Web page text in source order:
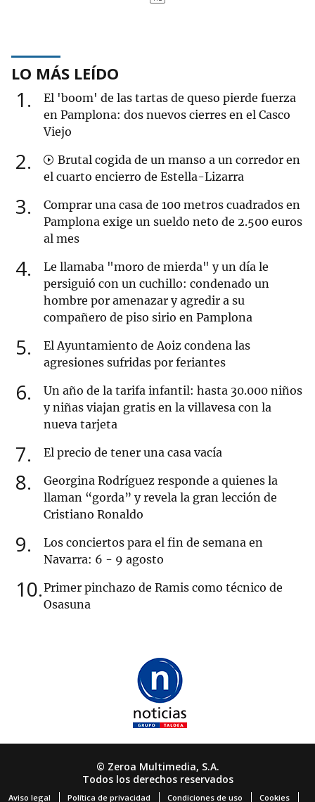
LO MÁS LEÍDO
1
El 'boom' de las tartas de queso pierde fuerza
en Pamplona: dos nuevos cierres en el Casco
Viejo
2
Brutal cogida de un manso a un corredor en
el cuarto encierro de Estella-Lizarra
3
Comprar una casa de 100 metros cuadrados en
Pamplona exige un sueldo neto de 2.500 euros
al mes
4
Le llamaba "moro de mierda" y un día le
persiguió con un cuchillo: condenado un
hombre por amenazar y agredir a su
compañero de piso sirio en Pamplona
5
El Ayuntamiento de Aoiz condena las
agresiones sufridas por feriantes
6
Un año de la tarifa infantil: hasta 30.000 niños
y niñas viajan gratis en la villavesa con la
nueva tarjeta
7 El precio de tener una casa vacía
8
Georgina Rodríguez responde a quienes la
llaman “gorda” y revela la gran lección de
Cristiano Ronaldo
9
Los conciertos para el fin de semana en
Navarra: 6 - 9 agosto
10 Primer pinchazo de Ramis como técnico de
Osasuna
© Zeroa Multimedia, S.A.
Todos los derechos reservados
Aviso legal Política de privacidad Condiciones de uso Cookies